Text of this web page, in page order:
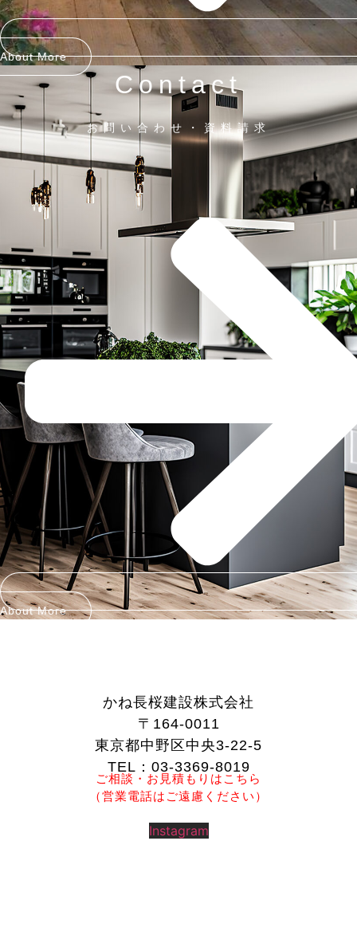
About More
Contact
お問い合わせ・資料請求
About More
かね長桜建設株式会社
〒164-0011
東京都中野区中央3-22-5
TEL：03-3369-8019
ご相談・お見積もりはこちら
（営業電話はご遠慮ください）
Instagram